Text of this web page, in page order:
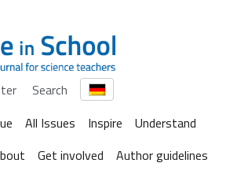
Search
All Issues Inspire
Understand
Get involved Author guidelines